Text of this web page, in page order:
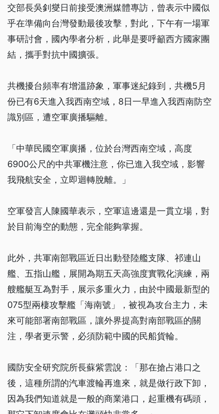
交部長吳釗燮日前接受澳洲媒體專訪，曾表示中國似
乎在準備向台灣發動最後攻擊，對此，下午有一場軍
事研討會，國內學者分析，此舉是要呼籲西方國家團
結，攜手對抗中國擴張。
共機擾台頻率有增溫跡象，軍事迷紀錄到，共機5月
份已有6天進入我西南空域，8日一早進入我西南防空
識別區，遭空軍廣播驅離。
「中華民國空軍廣播，位於台灣西南空域，高度
6900公尺的中共軍機注意，你已進入我空域，影響
我飛航安全，立即迴轉脫離。」
空軍發言人陳國華表示，空軍這邊還是一貫立場，對
於目前海空的動態，完全能夠掌握。
此外，共軍南部戰區近日出動登陸艦支隊、祁連山
艦、五指山艦，展開為期五天高強度實戰化演練，兩
艘艦艇互為對手，展示多重火力，由於中國最新型的
075型兩棲攻擊艦「海南號」，被視為攻台主力，未
來可能部署南部戰區，讓外界提高對南部戰區的關
注，學者更示警，必須防範中國的民船貨輪。
國防安全研究院所長蘇紫雲說：「那在搶占港口之
後，這種所謂的汽車渡輪再進來，就是做行政下卸，
因為我們知道就是一般的商業港口，起重機有碼頭，